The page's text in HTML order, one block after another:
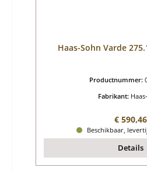
Haas-Sohn Varde
Productnummer:
Fabrikant:
€ 590,46
Beschikbaar,
Details